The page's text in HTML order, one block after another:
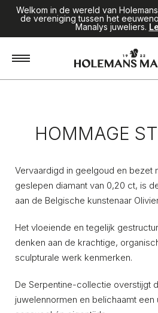
Welkom in de wereld van
de vereniging tussen het
Manalys juweliers.
Juwelen / Hommage
HOMMAGE
Vervaardigd in geelgoud en bezet
geslepen diamant van 0,20 ct, is
aan de Belgische kunstenaar
Het vloeiende en tegelijk
denken aan de krachtige,
sculpturale werk kenmerken.
De Serpentine-collectie overstijgt
juwelennormen en belichaamt